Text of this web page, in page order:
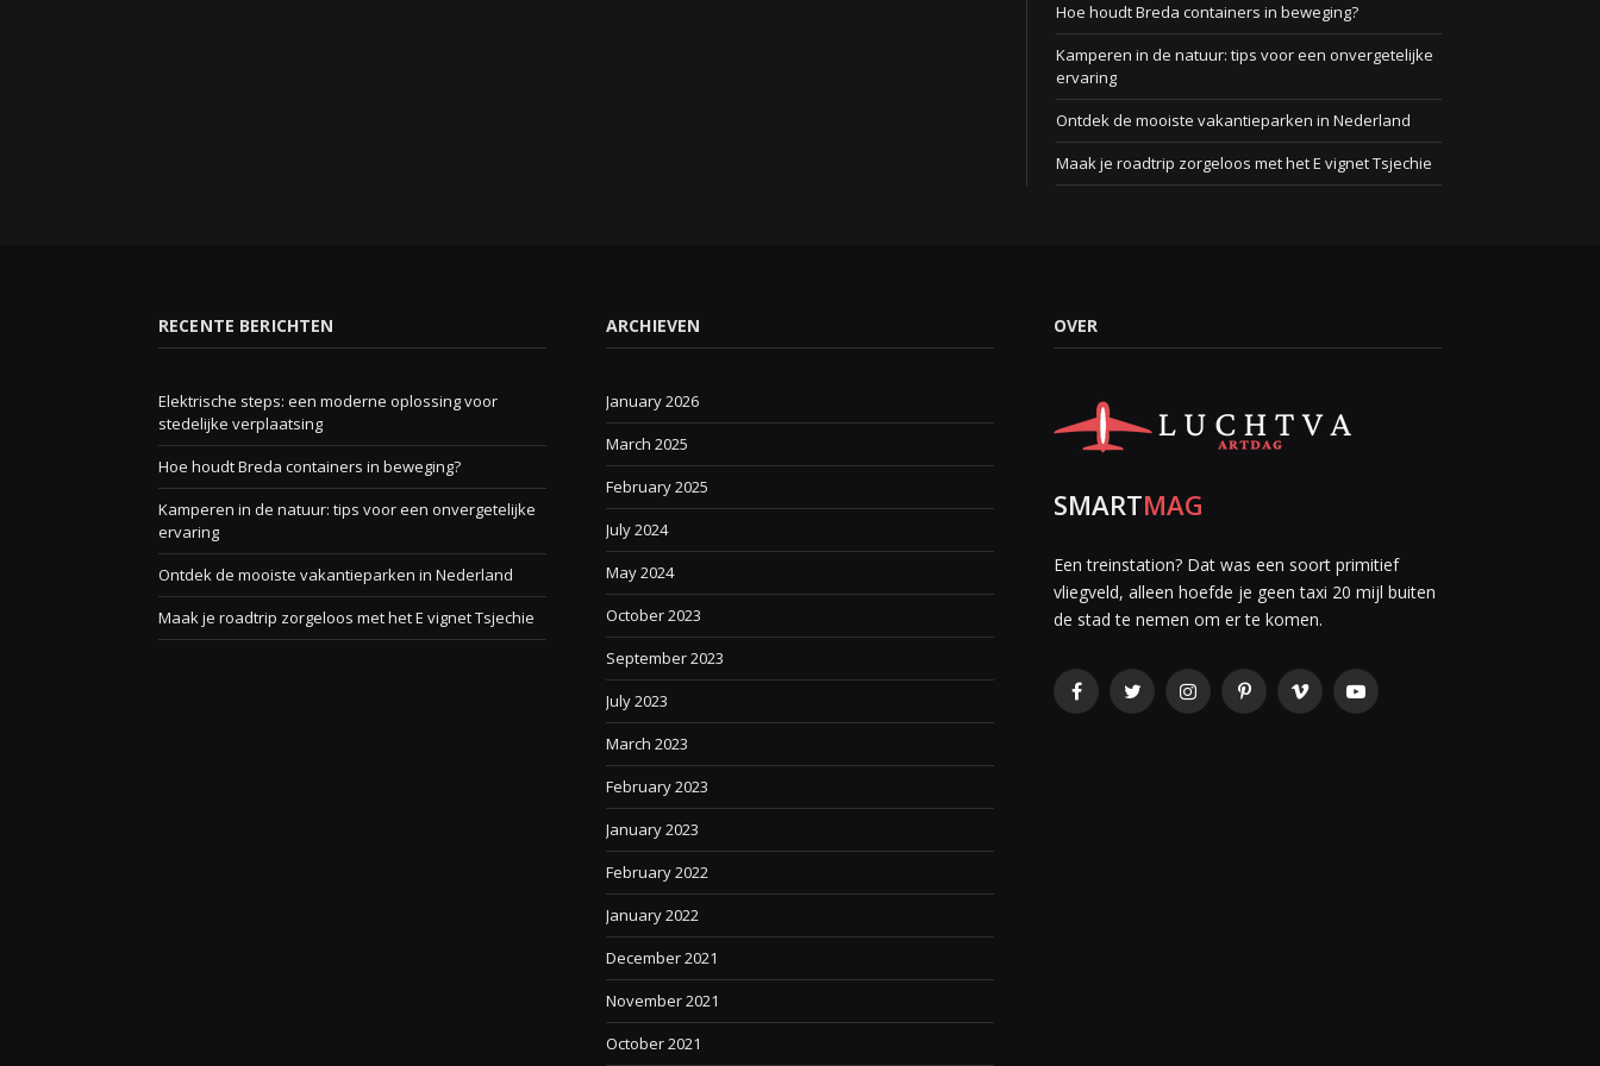
Hoe houdt Breda containers in beweging?
Kamperen in de natuur: tips voor een onvergetelijke
ervaring
Ontdek de mooiste vakantieparken in Nederland
Maak je roadtrip zorgeloos met het E vignet Tsjechie
RECENTE BERICHTEN
Elektrische steps: een moderne oplossing voor
stedelijke verplaatsing
Hoe houdt Breda containers in beweging?
Kamperen in de natuur: tips voor een onvergetelijke
ervaring
Ontdek de mooiste vakantieparken in Nederland
Maak je roadtrip zorgeloos met het E vignet Tsjechie
ARCHIEVEN
January 2026
March 2025
February 2025
July 2024
May 2024
October 2023
September 2023
July 2023
March 2023
February 2023
January 2023
February 2022
January 2022
December 2021
November 2021
October 2021
OVER
SMARTMAG
Een treinstation? Dat was een soort primitief
vliegveld, alleen hoefde je geen taxi 20 mijl buiten
de stad te nemen om er te komen.
FacebookTwitter InstagramPinterestVimeo YouTube